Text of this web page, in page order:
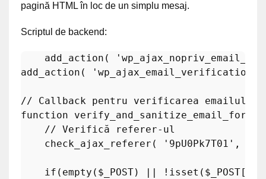
pagină HTML în loc de un simplu mesaj.
Scriptul de backend:
add_action (
add_action (
// Callback pentru verificarea emailului
function
verify_and_sanitize_email_form
// Verifică referer-ul
check_ajax_referer ( '9pU0Pk7T01' ,
if ( empty ( $_POST) || ! isset ( $_POST[